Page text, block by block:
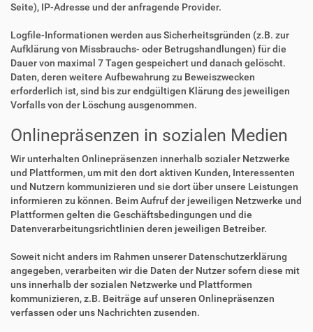
Seite), IP-Adresse und der anfragende Provider.
Logfile-Informationen werden aus Sicherheitsgründen (z.B. zur
Aufklärung von Missbrauchs- oder Betrugshandlungen) für die
Dauer von maximal 7 Tagen gespeichert und danach gelöscht.
Daten, deren weitere Aufbewahrung zu Beweiszwecken
erforderlich ist, sind bis zur endgültigen Klärung des jeweiligen
Vorfalls von der Löschung ausgenommen.
Onlinepräsenzen in sozialen Medien
Wir unterhalten Onlinepräsenzen innerhalb sozialer Netzwerke
und Plattformen, um mit den dort aktiven Kunden, Interessenten
und Nutzern kommunizieren und sie dort über unsere Leistungen
informieren zu können. Beim Aufruf der jeweiligen Netzwerke und
Plattformen gelten die Geschäftsbedingungen und die
Datenverarbeitungsrichtlinien deren jeweiligen Betreiber.
Soweit nicht anders im Rahmen unserer Datenschutzerklärung
angegeben, verarbeiten wir die Daten der Nutzer sofern diese mit
uns innerhalb der sozialen Netzwerke und Plattformen
kommunizieren, z.B. Beiträge auf unseren Onlinepräsenzen
verfassen oder uns Nachrichten zusenden.